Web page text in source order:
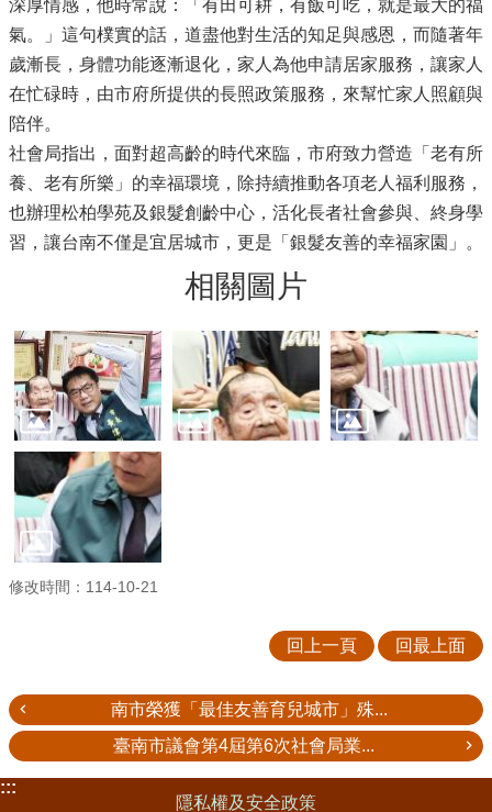
深厚情感，他時常說：「有田可耕，有飯可吃，就是最大的福
氣。」這句樸實的話，道盡他對生活的知足與感恩，而隨著年
歲漸長，身體功能逐漸退化，家人為他申請居家服務，讓家人
在忙碌時，由市府所提供的長照政策服務，來幫忙家人照顧與
陪伴。
社會局指出，面對超高齡的時代來臨，市府致力營造「老有所
養、老有所樂」的幸福環境，除持續推動各項老人福利服務，
也辦理松柏學苑及銀髮創齡中心，活化長者社會參與、終身學
習，讓台南不僅是宜居城市，更是「銀髮友善的幸福家園」。
相關圖片
修改時間：114-10-21
回上一頁 回最上面
南市榮獲「最佳友善育兒城市」殊...
臺南市議會第4屆第6次社會局業...
:::
隱私權及安全政策